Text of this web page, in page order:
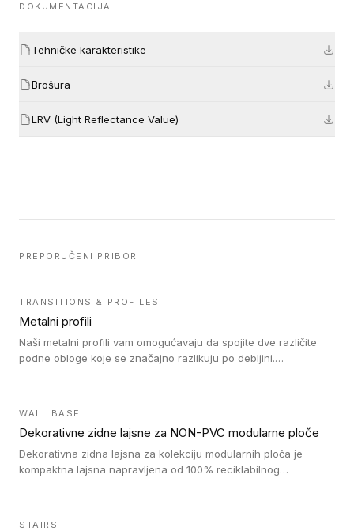
DOKUMENTACIJA
Tehničke karakteristike
Brošura
LRV (Light Reflectance Value)
PREPORUČENI PRIBOR
TRANSITIONS & PROFILES
Metalni profili
Naši metalni profili vam omogućavaju da spojite dve različite
podne obloge koje se značajno razlikuju po debljini.
WALL BASE
Dekorativne zidne lajsne za NON-PVC modularne ploče
Dekorativna zidna lajsna za kolekciju modularnih ploča je
kompaktna lajsna napravljena od 100% reciklabilnog
STAIRS